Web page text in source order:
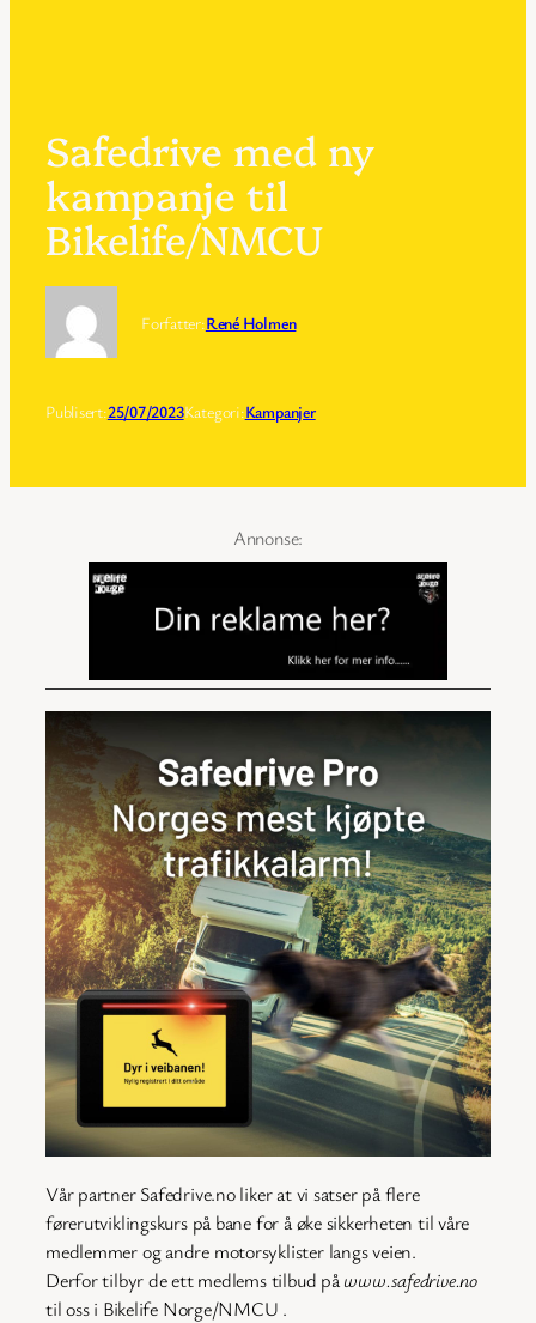
Safedrive med ny
kampanje til
Bikelife/NMCU
Forfatter:René Holmen
Publisert:25/07/2023Kategori:Kampanjer
Vår partner Safedrive.no liker at vi satser på flere
førerutviklingskurs på bane for å øke sikkerheten til våre
medlemmer og andre motorsyklister langs veien.
Derfor tilbyr de ett medlems tilbud påwww.safedrive.no
til oss i Bikelife Norge/NMCU .